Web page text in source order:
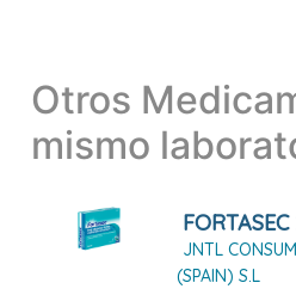
Otros
mismo
JNTL
(SPAIN) S.L